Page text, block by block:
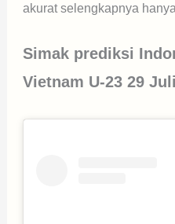
akurat selengkapnya
Simak prediksi
Vietnam U-23 29